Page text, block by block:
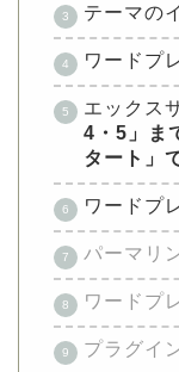
テーマの
ワードプ
エックス
4・5」ま
タート」
ワードプ
パーマリ
ワードプ
プラグイ